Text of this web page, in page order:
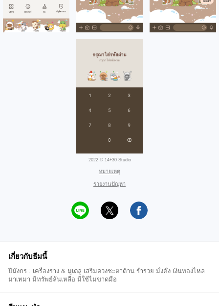
2022 © 14+30 Studio
หมายเหตุ
รายงานปัญหา
เกี่ยวกับธีมนี้
ปีมังกร : เครื่องราง & มูเตลู เสริมดวงชะตาด้าน ร่ำรวย มั่งคั่ง เงินทองไหล
มาเทมา มีทรัพย์ล้นเหลือ มีใช้ไม่ขาดมือ